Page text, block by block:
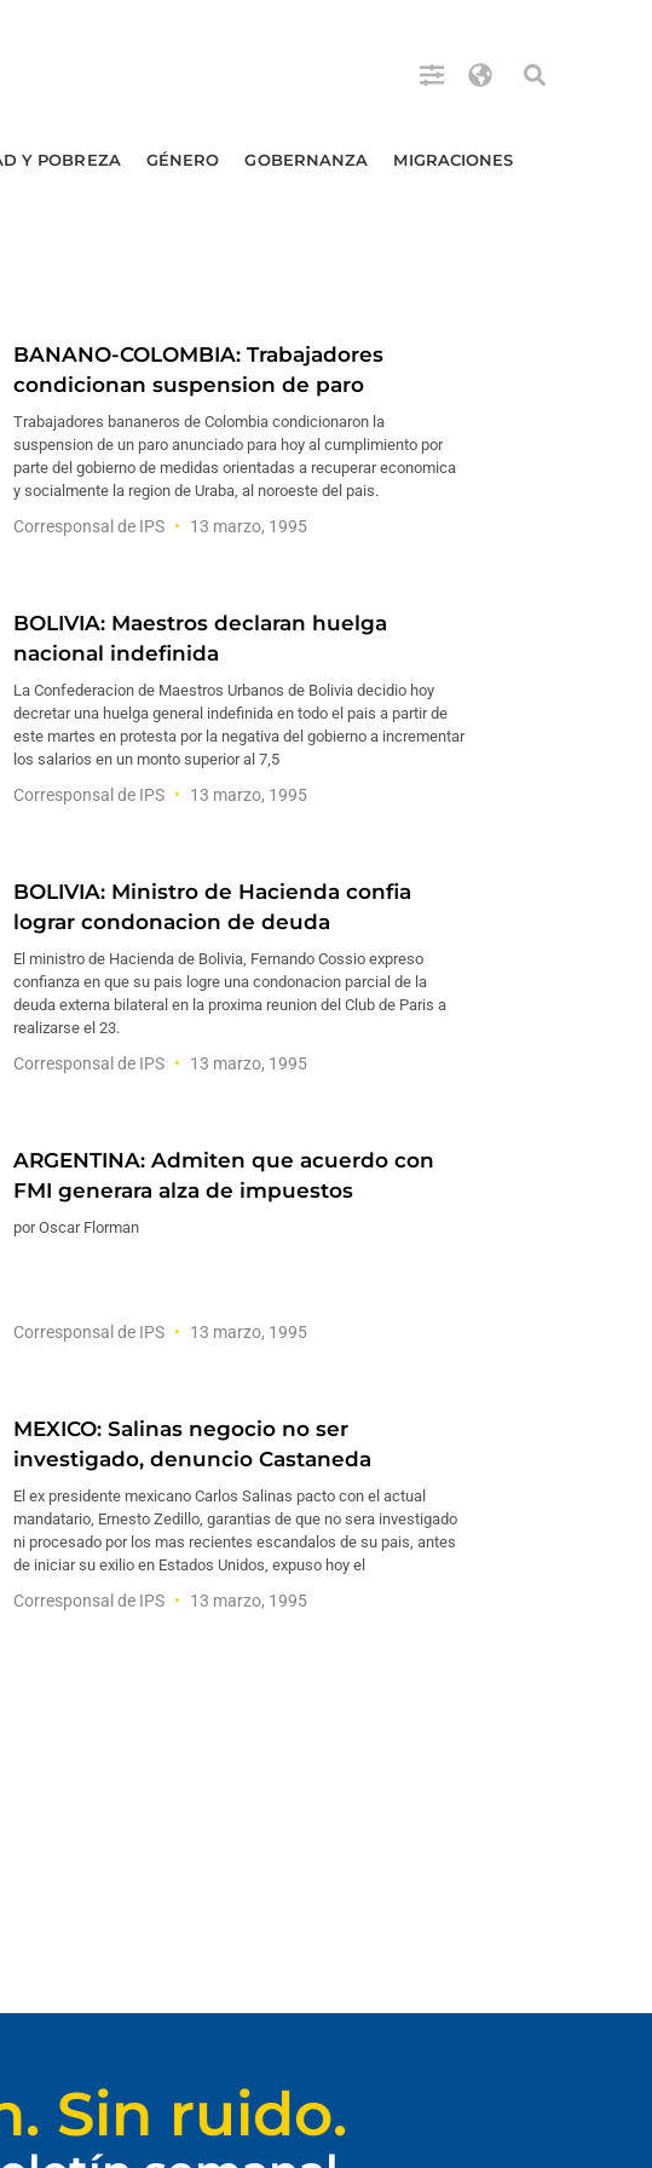
Y POBREZA GÉNERO GOBERNANZA MIGRACIONES
BANANO-COLOMBIA: Trabajadores
condicionan suspension de paro
Trabajadores bananeros de Colombia condicionaron la
suspension de un paro anunciado para hoy al cumplimiento por
parte del gobierno de medidas orientadas a recuperar economica
y socialmente la region de Uraba, al noroeste del pais.
Corresponsal de IPS 13 marzo, 1995
BOLIVIA: Maestros declaran huelga
nacional indefinida
La Confederacion de Maestros Urbanos de Bolivia decidio hoy
decretar una huelga general indefinida en todo el pais a partir de
este martes en protesta por la negativa del gobierno a incrementar
los salarios en un monto superior al 7,5
Corresponsal de IPS 13 marzo, 1995
BOLIVIA: Ministro de Hacienda confia
lograr condonacion de deuda
El ministro de Hacienda de Bolivia, Fernando Cossio expreso
confianza en que su pais logre una condonacion parcial de la
deuda externa bilateral en la proxima reunion del Club de Paris a
realizarse el 23.
Corresponsal de IPS 13 marzo, 1995
ARGENTINA: Admiten que acuerdo con
FMI generara alza de impuestos
por Oscar Florman
Corresponsal de IPS 13 marzo, 1995
MEXICO: Salinas negocio no ser
investigado, denuncio Castaneda
El ex presidente mexicano Carlos Salinas pacto con el actual
mandatario, Ernesto Zedillo, garantias de que no sera investigado
ni procesado por los mas recientes escandalos de su pais, antes
de iniciar su exilio en Estados Unidos, expuso hoy el
Corresponsal de IPS 13 marzo, 1995
Sin ruido.